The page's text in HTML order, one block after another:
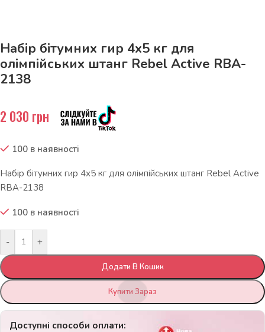
Набір бітумних гир 4х5 кг для
олімпійських штанг Rebel Active RBA-
2138
2 030 грн
100 в наявності
Набір бітумних гир 4х5 кг для олімпійських штанг Rebel Active
RBA-2138
100 в наявності
- +
Додати В Кошик
Купити Зараз
Доступні способи оплати: